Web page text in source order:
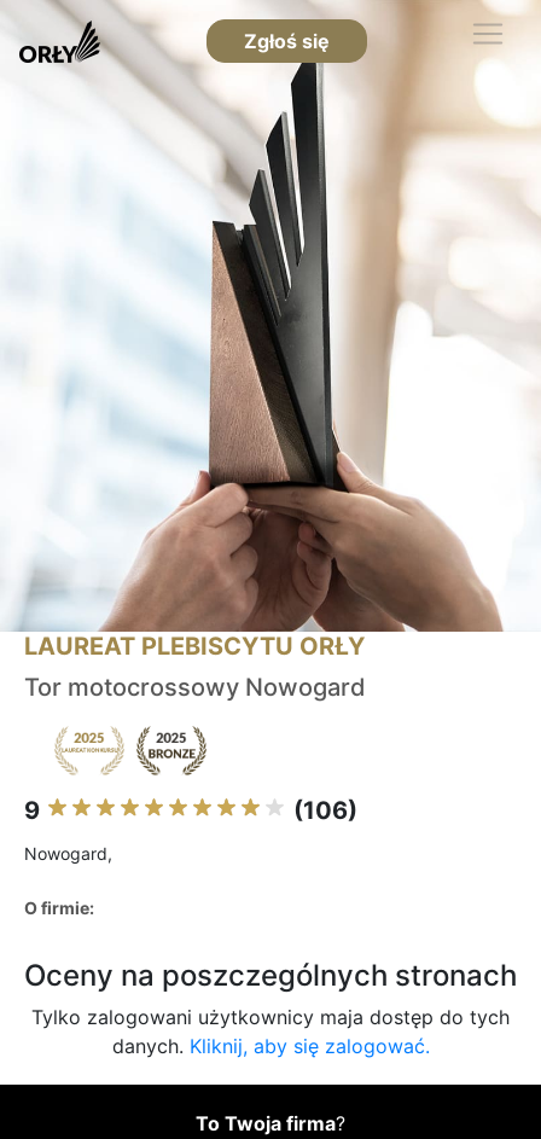
Zgłoś się
LAUREAT PLEBISCYTU ORŁY
Tor motocrossowy Nowogard
9 (106)
Nowogard,
O firmie:
Oceny na poszczególnych stronach
Tylko zalogowani użytkownicy maja dostęp do tych
danych. Kliknij, aby się zalogować.
To Twoja firma?